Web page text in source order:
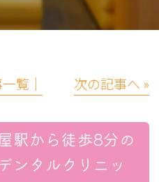
覧│ 次の記事へ »
駅から徒歩8分の
ンタルクリニッ